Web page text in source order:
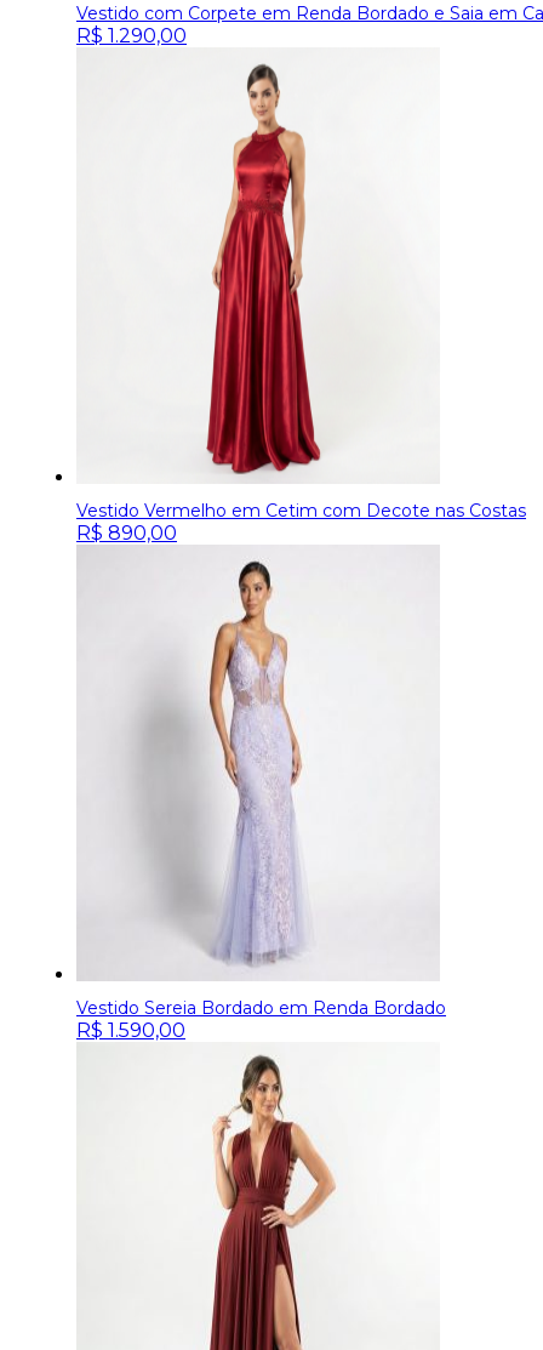
Vestido com Corpete em Renda Bordado e Saia em
R$ 1.290,00
Vestido Vermelho em Cetim com Decote nas Costas
R$ 890,00
Vestido Sereia Bordado em Renda Bordado
R$ 1.590,00